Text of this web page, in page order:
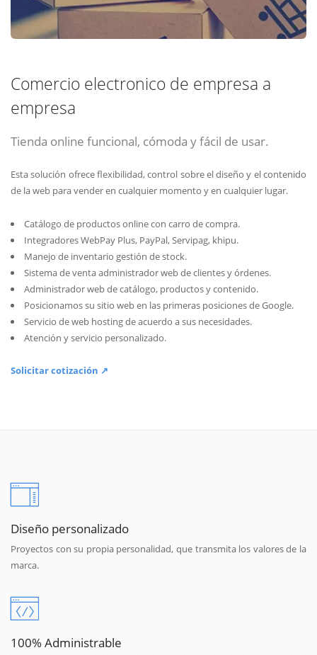
Comercio electronico de empresa a
empresa
Tienda online funcional, cómoda y fácil de usar.
Esta solución ofrece flexibilidad, control sobre el diseño y el contenido
de la web para vender en cualquier momento y en cualquier lugar.
Catálogo de productos online con carro de compra.
Integradores WebPay Plus, PayPal, Servipag, khipu.
Manejo de inventario gestión de stock.
Sistema de venta administrador web de clientes y órdenes.
Administrador web de catálogo, productos y contenido.
Posicionamos su sitio web en las primeras posiciones de Google.
Servicio de web hosting de acuerdo a sus necesidades.
Atención y servicio personalizado.
Solicitar cotización ↗
Diseño personalizado
Proyectos con su propia personalidad, que transmita los valores de la
marca.
100% Administrable